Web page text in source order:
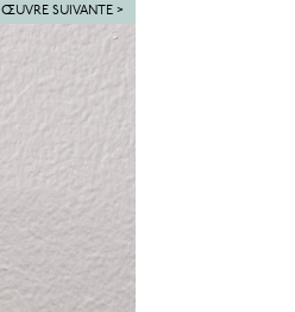
ŒUVRE SUIVANTE >